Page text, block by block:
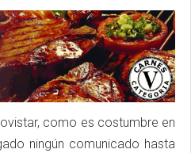
como es costumbre en
ningún comunicado hasta